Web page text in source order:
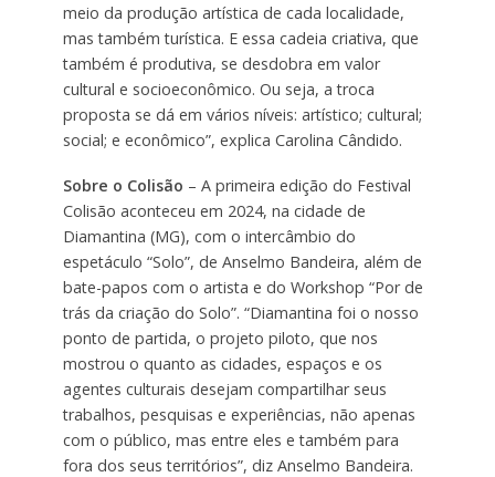
meio da produção artística de cada localidade,
mas também turística. E essa cadeia criativa, que
também é produtiva, se desdobra em valor
cultural e socioeconômico. Ou seja, a troca
proposta se dá em vários níveis: artístico; cultural;
social; e econômico”, explica Carolina Cândido.
Sobre o Colisão – A primeira edição do Festival
Colisão aconteceu em 2024, na cidade de
Diamantina (MG), com o intercâmbio do
espetáculo “Solo”, de Anselmo Bandeira, além de
bate-papos com o artista e do Workshop “Por de
trás da criação do Solo”. “Diamantina foi o nosso
ponto de partida, o projeto piloto, que nos
mostrou o quanto as cidades, espaços e os
agentes culturais desejam compartilhar seus
trabalhos, pesquisas e experiências, não apenas
com o público, mas entre eles e também para
fora dos seus territórios”, diz Anselmo Bandeira.